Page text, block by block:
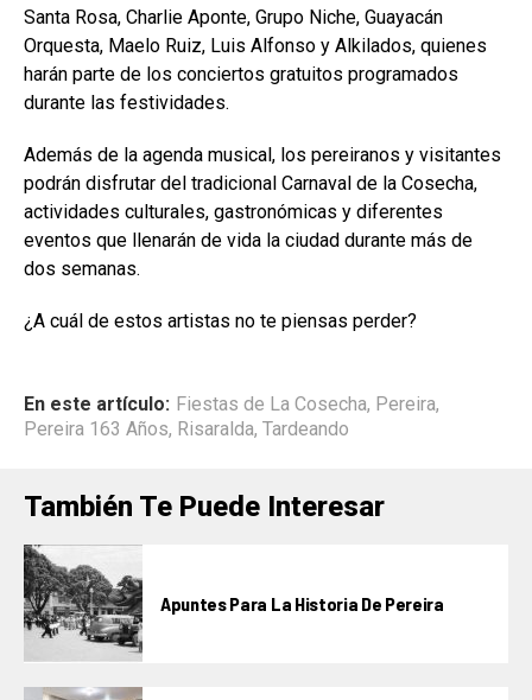
Santa Rosa, Charlie Aponte, Grupo Niche, Guayacán
Orquesta, Maelo Ruiz, Luis Alfonso y Alkilados, quienes
harán parte de los conciertos gratuitos programados
durante las festividades.
Además de la agenda musical, los pereiranos y visitantes
podrán disfrutar del tradicional Carnaval de la Cosecha,
actividades culturales, gastronómicas y diferentes
eventos que llenarán de vida la ciudad durante más de
dos semanas.
¿A cuál de estos artistas no te piensas perder?
En este artículo: Fiestas de La Cosecha, Pereira,
Pereira 163 Años, Risaralda, Tardeando
También Te Puede Interesar
Apuntes Para La Historia De Pereira